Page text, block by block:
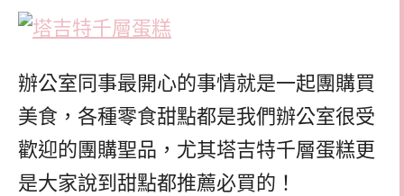
辦公室同事最開心的事情就是一起團購買
美食，各種零食甜點都是我們辦公室很受
歡迎的團購聖品，尤其塔吉特千層蛋糕更
是大家說到甜點都推薦必買的！